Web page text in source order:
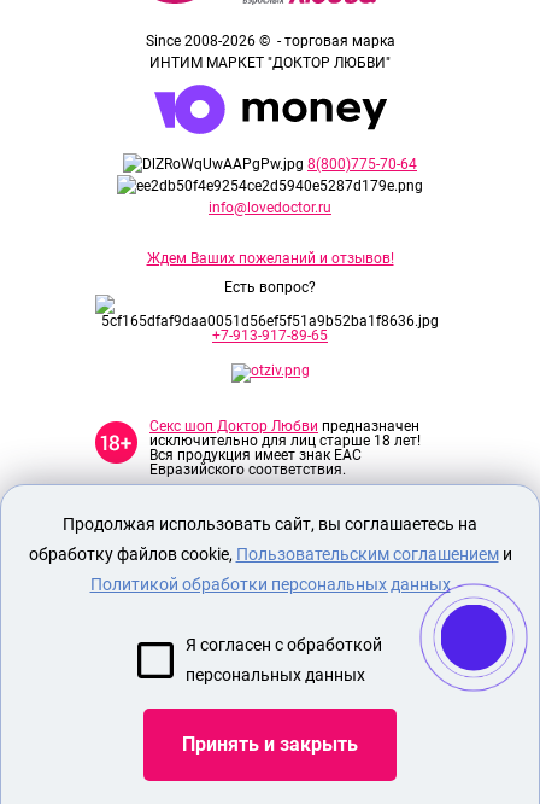
Since 2008-2026 © - торговая марка
ИНТИМ МАРКЕТ "ДОКТОР ЛЮБВИ"
8(800)775-70-64
info@lovedoctor.ru
Ждем Ваших пожеланий и отзывов!
Есть вопрос?
+7-913-917-89-65
Секс шоп Доктор Любви предназначен
исключительно для лиц старше 18 лет!
Вся продукция имеет знак EAC
Евразийского соответствия.
О МАГАЗИНЕ
ОПЛАТА И ДОСТАВКА
СЕКС ИГРУШКИ
СЕКС ШОП НАСАДКИ НА ЧЛЕН
Продолжая использовать сайт, вы соглашаетесь на
обработку файлов cookie, Пользовательским соглашениеми
Политикой обработки персональных данных
Я согласен с обработкой
персональных данных
Принять и закрыть